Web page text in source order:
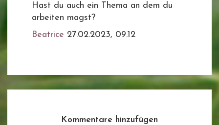
Hast du auch ein Thema an dem du
arbeiten magst?
Beatrice 27.02.2023, 09.12
Kommentare hinzufügen